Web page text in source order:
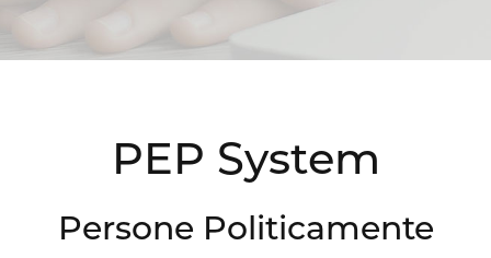
PEP System
Persone Politicamente